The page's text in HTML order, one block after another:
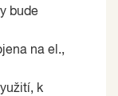
bude
na el.,
k